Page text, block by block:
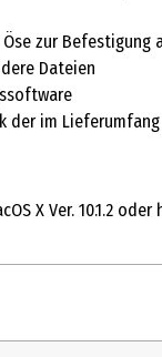
zur Befestigung
Dateien
im
X Ver. 10.1.2 oder